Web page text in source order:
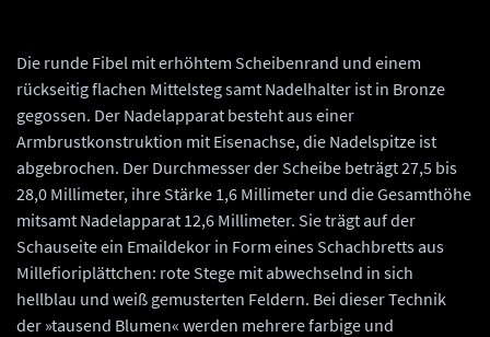
Die runde Fibel mit erhöhtem Scheibenrand und einem
rückseitig flachen Mittelsteg samt Nadelhalter ist in Bronze
gegossen. Der Nadelapparat besteht aus einer
Armbrustkonstruktion mit Eisenachse, die Nadelspitze ist
abgebrochen. Der Durchmesser der Scheibe beträgt 27,5 bis
28,0 Millimeter, ihre Stärke 1,6 Millimeter und die Gesamthöhe
mitsamt Nadelapparat 12,6 Millimeter. Sie trägt auf der
Schauseite ein Emaildekor in Form eines Schachbretts aus
Millefioriplättchen: rote Stege mit abwechselnd in sich
hellblau und weiß gemusterten Feldern. Bei dieser Technik
der »tausend Blumen« werden mehrere farbige und